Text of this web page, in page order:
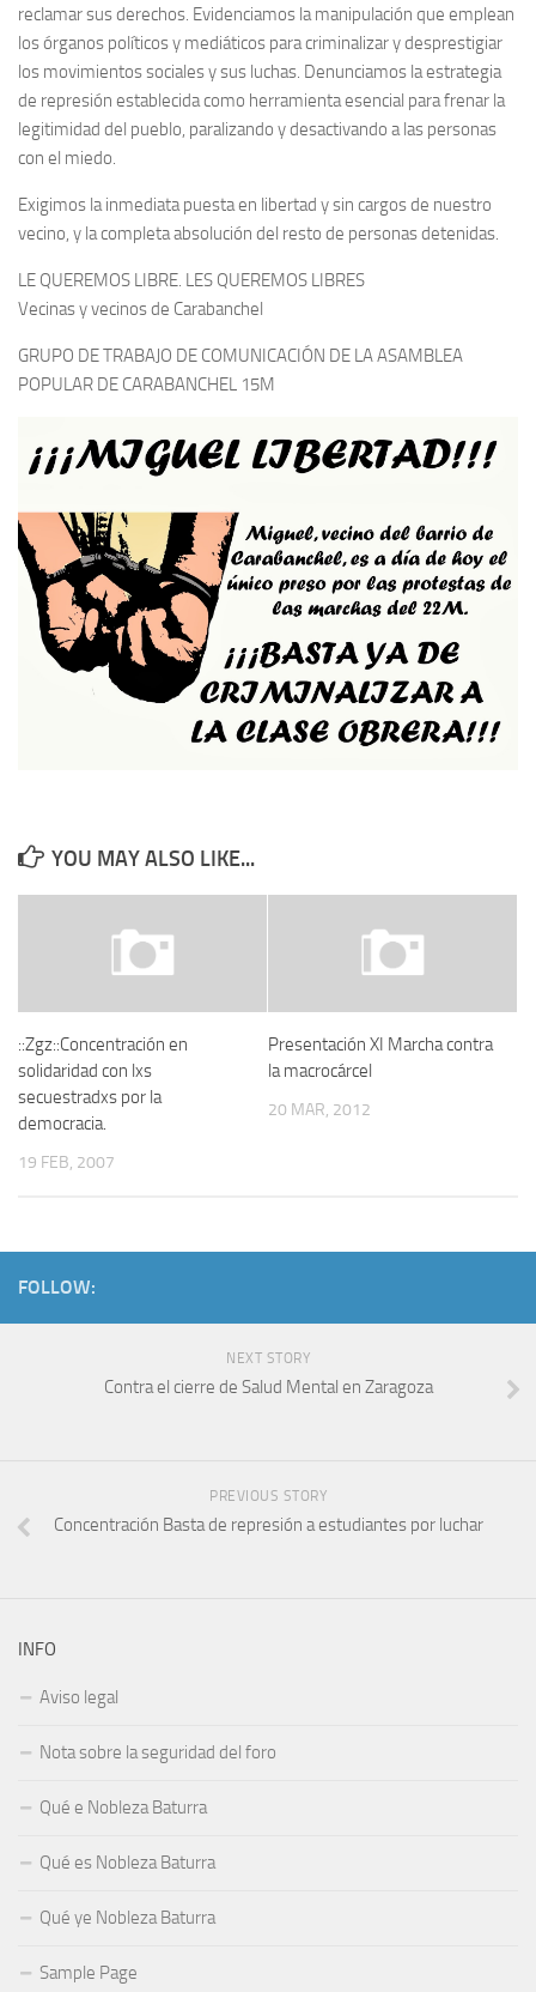
reclamar sus derechos. Evidenciamos la manipulación que emplean
los órganos políticos y mediáticos para criminalizar y desprestigiar
los movimientos sociales y sus luchas. Denunciamos la estrategia
de represión establecida como herramienta esencial para frenar la
legitimidad del pueblo, paralizando y desactivando a las personas
con el miedo.
Exigimos la inmediata puesta en libertad y sin cargos de nuestro
vecino, y la completa absolución del resto de personas detenidas.
LE QUEREMOS LIBRE. LES QUEREMOS LIBRES
Vecinas y vecinos de Carabanchel
GRUPO DE TRABAJO DE COMUNICACIÓN DE LA ASAMBLEA
POPULAR DE CARABANCHEL 15M
YOU MAY ALSO LIKE...
::Zgz::Concentración en
solidaridad con lxs
secuestradxs por la
democracia.
19 FEB, 2007
Presentación XI Marcha contra
la macrocárcel
20 MAR, 2012
FOLLOW:
NEXT STORY
Contra el cierre de Salud Mental en Zaragoza
PREVIOUS STORY
Concentración Basta de represión a estudiantes por luchar
INFO
Aviso legal
Nota sobre la seguridad del foro
Qué e Nobleza Baturra
Qué es Nobleza Baturra
Qué ye Nobleza Baturra
Sample Page